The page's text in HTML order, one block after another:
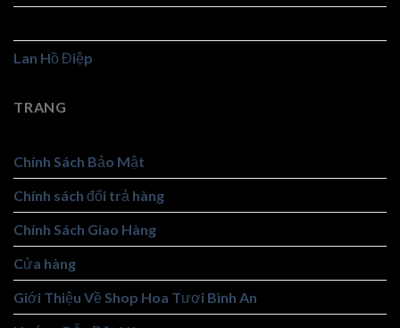
Lan Hồ Điệp
TRANG
Chính Sách Bảo Mật
Chính sách đổi trả hàng
Chính Sách Giao Hàng
Cửa hàng
Giới Thiệu Về Shop Hoa Tươi Bình An